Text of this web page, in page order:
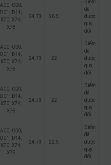
A00; C00;
D01; D14;
X70; X74;
X78
24.73 26.5
Điểm
đã
được
quy
đổi
A00; C00;
D01; D14;
X70; X74;
X78
24.73 22
Điểm
đã
được
quy
đổi
A00; C00;
D01; D14;
X70; X74;
X78
24.73 22
Điểm
đã
được
quy
đổi
A00; C00;
D01; D14;
X70; X74;
X78
24.73 22.5
Điểm
đã
được
quy
đổi